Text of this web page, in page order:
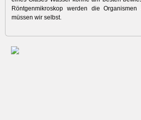
Röntgenmikroskop werden die
müssen wir selbst.